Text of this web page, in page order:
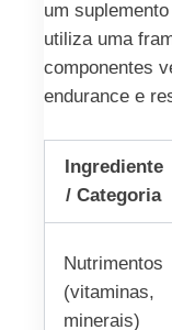
um
utiliza uma
componentes
endurance e
Ingrediente
/ Categoria
Nutrimentos
(vitaminas,
minerais)